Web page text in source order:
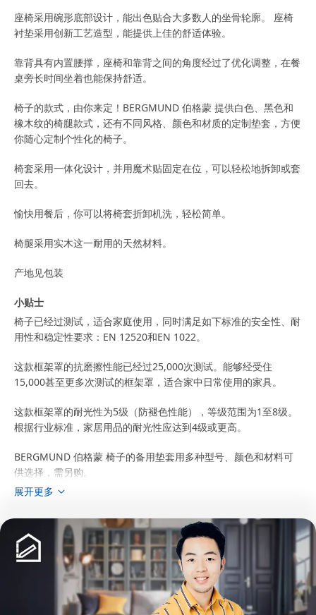
座椅采用碗形底部设计，能出色贴合大多数人的坐骨轮廓。 座椅
衬垫采用创新工艺造型，能提供上佳的舒适体验。
靠背具有内置腰撑，座椅和靠背之间的角度经过了优化调整，在餐
桌旁长时间坐着也能保持舒适。
椅子的款式，由你来定！BERGMUND 伯格蒙 提供白色、黑色和
橡木纹的椅腿款式，还有不同风格、颜色和材质的定制垫套，方便
你随心定制个性化的椅子。
椅套采用一体化设计，并用魔术贴固定在位，可以轻松地拆卸或套
回去。
愉快用餐后，你可以将椅套折卸机洗，轻松简单。
椅腿采用实木这一耐用的天然材料。
产地见包装
小贴士
椅子已经过测试，适合家庭使用，同时满足如下标准的安全性、耐
用性和稳定性要求：EN 12520和EN 1022。
这款框架罩的抗磨擦性能已经过25,000次测试。能够经受住
15,000甚至更多次测试的框架罩，适合家中日常使用的家具。
这款框架罩的耐光性为5级（防褪色性能），等级范围为1至8级。
根据行业标准，家居用品的耐光性应达到4级或更高。
BERGMUND 伯格蒙 椅子的备用垫套用多种型号、颜色和材料可
供选择，需另购。
地板表面产生刮痕。
仅限在室内使用。
如果所在社区允许，可分类进行回收利用或能源回收。
可拆卸清洗的垫套。
展开更多
猜你喜欢